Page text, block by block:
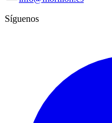
Síguenos